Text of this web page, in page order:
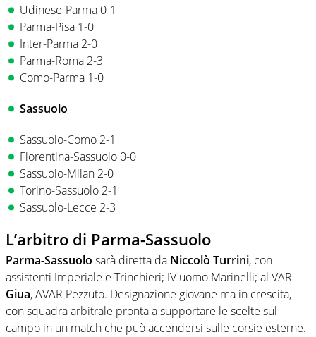
Udinese-Parma 0-1
Parma-Pisa 1-0
Inter-Parma 2-0
Parma-Roma 2-3
Como-Parma 1-0
Sassuolo
Sassuolo-Como 2-1
Fiorentina-Sassuolo 0-0
Sassuolo-Milan 2-0
Torino-Sassuolo 2-1
Sassuolo-Lecce 2-3
L’arbitro di Parma-Sassuolo
Parma-Sassuolo sarà diretta da Niccolò Turrini, con
assistenti Imperiale e Trinchieri; IV uomo Marinelli; al VAR
Giua, AVAR Pezzuto. Designazione giovane ma in crescita,
con squadra arbitrale pronta a supportare le scelte sul
campo in un match che può accendersi sulle corsie esterne.